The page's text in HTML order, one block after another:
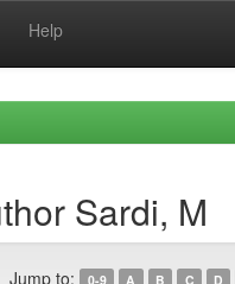
Help
Sardi, M
Jump to: 0-9 A B C D